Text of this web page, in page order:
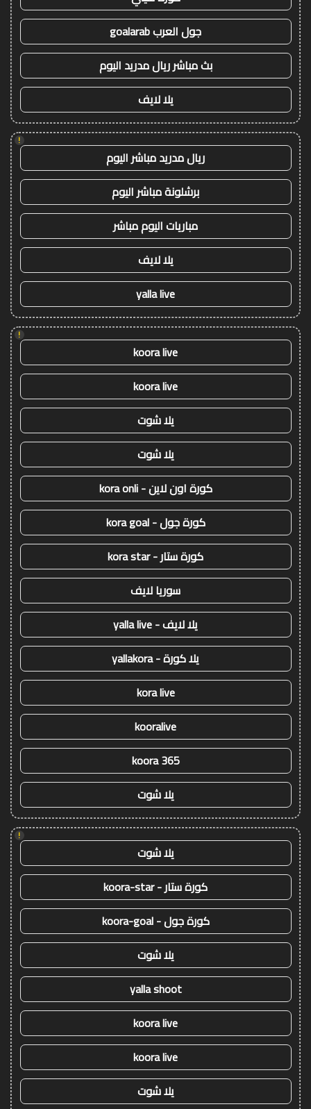
جول العرب goalarab
بث مباشر ريال مدريد اليوم
يلا لايف
!
ريال مدريد مباشر اليوم
برشلونة مباشر اليوم
مباريات اليوم مباشر
يلا لايف
yalla live
!
koora live
koora live
يلا شوت
يلا شوت
كورة اون لاين - kora onli
كورة جول - kora goal
كورة ستار - kora star
سوريا لايف
يلا لايف - yalla live
يلا كورة - yallakora
kora live
kooralive
koora 365
يلا شوت
!
يلا شوت
كورة ستار - koora-star
كورة جول - koora-goal
يلا شوت
yalla shoot
koora live
koora live
يلا شوت